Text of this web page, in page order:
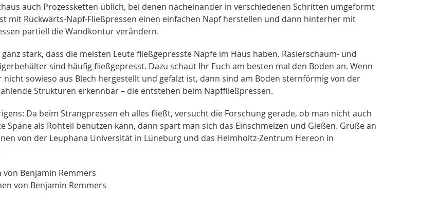
auch Prozessketten üblich, bei denen nacheinander in verschiedenen Schritten umgeformt
mit Rückwärts-Napf-Fließpressen einen einfachen Napf herstellen und dann hinterher mit
partiell die Wandkontur verändern.
stark, dass die meisten Leute fließgepresste Näpfe im Haus haben. Rasierschaum- und
sind häufig fließgepresst. Dazu schaut Ihr Euch am besten mal den Boden an. Wenn
nicht sowieso aus Blech hergestellt und gefalzt ist, dann sind am Boden sternförmig von der
Strukturen erkennbar – die entstehen beim Napffließpressen.
Da beim Strangpressen eh alles fließt, versucht die Forschung gerade, ob man nicht auch
Späne als Rohteil benutzen kann, dann spart man sich das Einschmelzen und Gießen. Grüße an
von der Leuphana Universität in Lüneburg und das Helmholtz-Zentrum Hereon in
von Benjamin Remmers
von Benjamin Remmers